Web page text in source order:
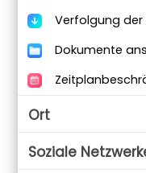
Verfolgung
Dokumente
Ort
Soziale